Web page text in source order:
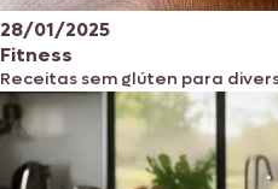
28/01/2025
Fitness
Receitas sem glúten para